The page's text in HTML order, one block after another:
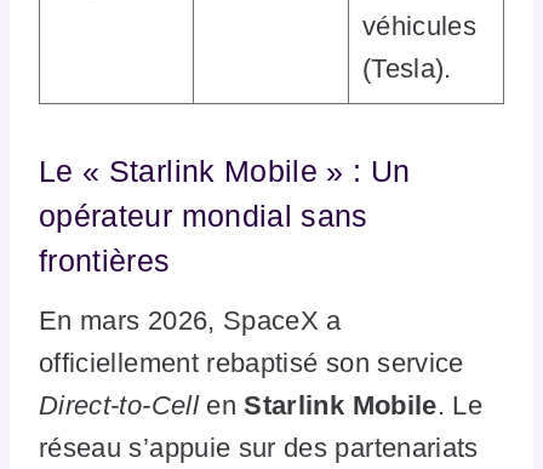
véhicules
(Tesla).
Le « Starlink Mobile » : Un
opérateur mondial sans
frontières
En mars 2026, SpaceX a
officiellement rebaptisé son service
Direct-to-CellenStarlink Mobile. Le
réseau s’appuie sur des partenariats